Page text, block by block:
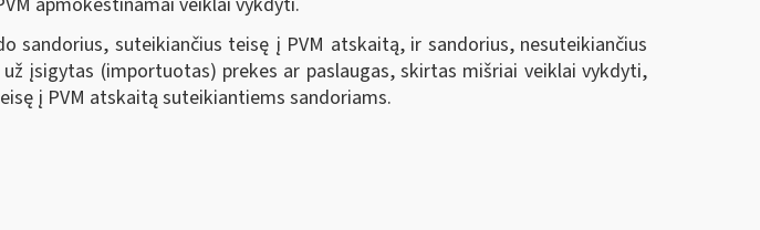
sandorius, suteikiančius teisę į PVM atskaitą, ir sandorius, nesuteikiančius
įsigytas (importuotas) prekes ar paslaugas, skirtas mišriai veiklai vykdyti,
į PVM atskaitą suteikiantiems sandoriams.